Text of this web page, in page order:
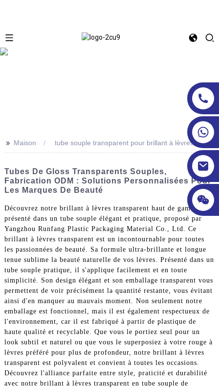
>> Maison tube souple transparent pour brillant à lèvres
Tubes De Gloss Transparents Souples,
Fabrication ODM : Solutions Personnalisées Pour
Les Marques De Beauté
Découvrez notre brillant à lèvres transparent haut de gamme,
présenté dans un tube souple élégant et pratique, proposé par
Yangzhou Runfang Plastic Packaging Material Co., Ltd. Ce
brillant à lèvres transparent est un incontournable pour toutes
les passionnées de beauté. Sa formule ultra-brillante et longue
tenue sublime la beauté naturelle de vos lèvres. Présenté dans un
tube souple pratique, il s'applique facilement et en toute
simplicité. Son design élégant et son emballage transparent vous
permettent de voir précisément la quantité restante, vous évitant
ainsi d'en manquer au mauvais moment. Non seulement notre
emballage est fonctionnel, mais il est également respectueux de
l'environnement, car il est fabriqué à partir de plastique de
haute qualité et recyclable. Que vous le portiez seul pour un
look subtil et naturel ou que vous le superposiez à votre rouge à
lèvres préféré pour plus de profondeur, notre brillant à lèvres
transparent est polyvalent et convient à toutes les occasions.
Découvrez l'alliance parfaite entre style, praticité et durabilité
avec notre brillant à lèvres transparent en tube souple de